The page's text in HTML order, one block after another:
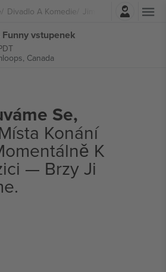
Divadlo A Komedie Jimmy Carr
Přihlásit se
vstupenek
Canada
Se,
Konání
K
— Brzy Ji